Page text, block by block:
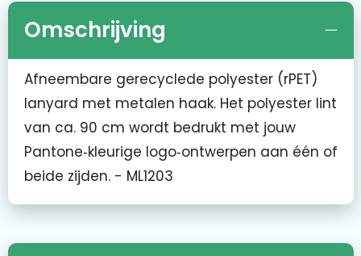
Omschrijving
Afneembare gerecyclede polyester (rPET)
lanyard met metalen haak. Het polyester lint
van ca. 90 cm wordt bedrukt met jouw
Pantone‑kleurige logo‑ontwerpen aan één of
beide zijden. - ML1203